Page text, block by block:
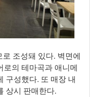
조성돼 있다. 벽면에
의 테마곡과 애니메
구성했다. 또 매장 내
상시 판매한다.